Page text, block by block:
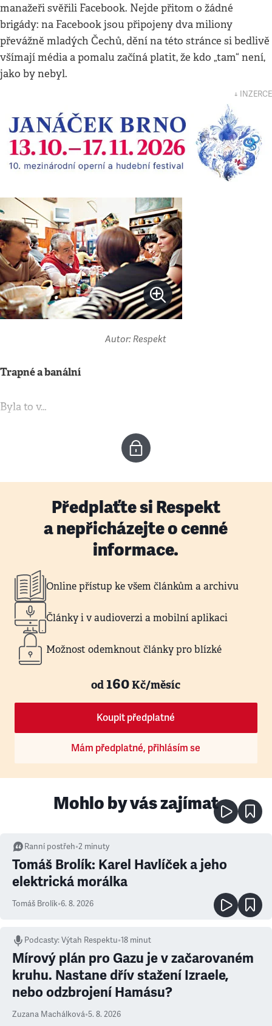
manažeři svěřili Facebook. Nejde přitom o žádné
brigády: na Facebook jsou připojeny dva miliony
převážně mladých Čechů, dění na této stránce si bedlivě
všímají média a pomalu začíná platit, že kdo „tam“ není,
jako by nebyl.
↓ INZERCE
Autor: Respekt
Trapné a banální
Byla to v…
Předplaťte si Respekt
a nepřicházejte o cenné
informace.
Online přístup ke všem článkům a archivu
Články i v audioverzi a mobilní aplikaci
Možnost odemknout články pro blízké
od160Kč/měsíc
Koupit předplatné
Mám předplatné, přihlásím se
Mohlo by vás zajímat
Ranní postřeh•2 minuty
Tomáš Brolík: Karel Havlíček a jeho
elektrická morálka
Tomáš Brolík•6. 8. 2026
Podcasty:Výtah Respektu•18 minut
Mírový plán pro Gazu je v začarovaném
kruhu. Nastane dřív stažení Izraele,
nebo odzbrojení Hamásu?
Zuzana Machálková•5. 8. 2026